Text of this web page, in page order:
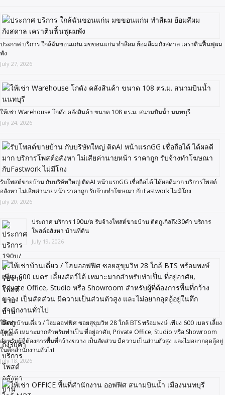
ประกาศ บริการ ใกล้ฉันขอนแก่น มขขอนแก่น ทำสีผม ย้อมสีผมกังสดาล เคราตินฟื้นฟูผม
พัง
July 27, 2026
ให้เช่า Warehouse โกดัง คลังสินค้า ขนาด 108 ตร.ม. สนามบินน้ำ นนทบุรี
July 24, 2026
รับโพสต์ขายบ้าน กับบริษัทใหญ่ ติดAI หน้าแรกGG เชื่อถือได้ ได้ผลดีมาก บริการโพสต์
อสังหา ไม่เสียค่านายหน้า ราคาถูก รับจ้างทำโฆษณา กับFastwork ไม่มีโกง
July 20, 2026
ประกาศ บริการ 190บ/ด รับจ้างโพสต์ขายบ้าน ติดกูเกิลถึง30คำ บริการ
โพสต์อสังหา บ้านที่ดิน
July 19, 2026
ให้เช่าบ้านเดี่ยว / โฮมออฟฟิศ ซอยสุขุมวิท 28 ใกล้ BTS พร้อมพงษ์ เพียง 600 เมตร เลี้ยง
สัตว์ได้ เหมาะมากสำหรับทำเป็น ที่อยู่อาศัย, Private Office, Studio หรือ Showroom
สำหรับผู้ที่ต้องการพื้นที่กว้างขวาง เป็นสัดส่วน มีความเป็นส่วนตัวสูง และไม่อยากอุดอู้อยู่
ในตึกสำนักงานทั่วไป
July 18, 2026